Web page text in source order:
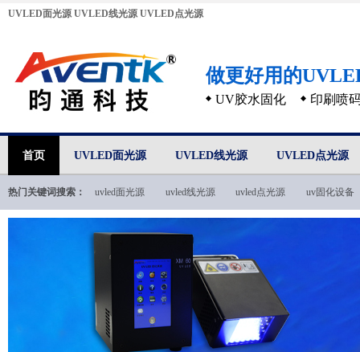
UVLED面光源 UVLED线光源 UVLED点光源
做更好用的
UV胶水固化 印刷喷
首页 UVLED面光源 UVLED线光源 UVLED点光源
uvled技术文档
热门关键词搜索： uvled面光源 uvled线光源 uvled点光源 uv固化设备